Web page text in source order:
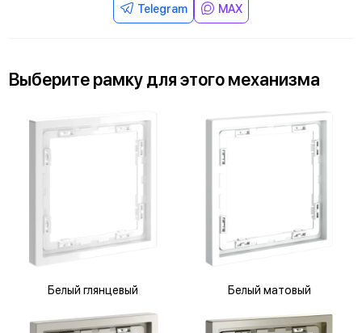
Telegram MAX
Выберитерамку дляэтого механизма
Белый глянцевый Белый матовый